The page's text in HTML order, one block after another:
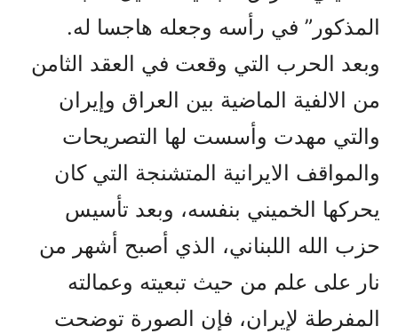
المذکور” في رأسه وجعله هاجسا له.
وبعد الحرب التي وقعت في العقد الثامن
من الالفية الماضية بين العراق وإيران
والتي مهدت وأسست لها التصريحات
والمواقف الايرانية المتشنجة التي كان
يحركها الخميني بنفسه، وبعد تأسيس
حزب الله اللبناني، الذي أصبح أشهر من
نار على علم من حيث تبعيته وعمالته
المفرطة لإيران، فإن الصورة توضحت